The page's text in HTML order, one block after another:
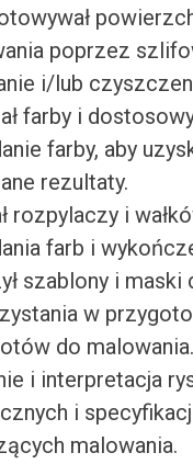
poprzez
i/lub
farby i
farby, aby
rezultaty.
rozpylaczy i
farb i
szablony i maski
w
do malowania.
i interpretacja
i
malowania.